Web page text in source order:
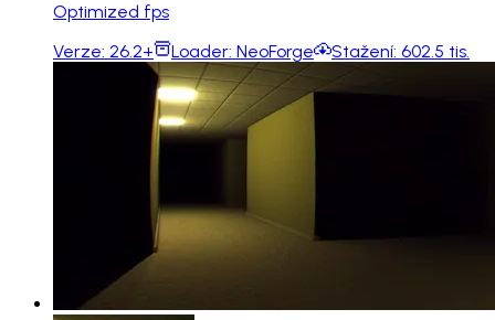
Optimized fps
Verze: 26.2+ Loader: NeoForge Stažení: 602.5 tis.